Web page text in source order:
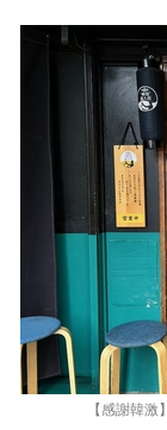
【感謝韓